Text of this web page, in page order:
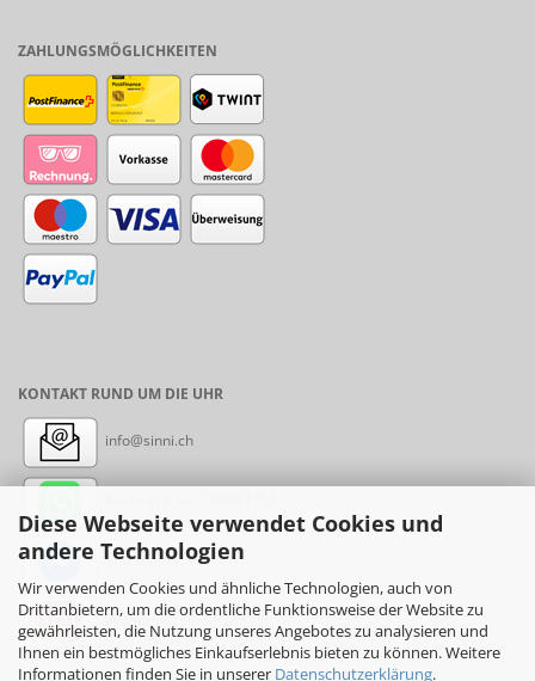
Diese Webseite verwendet Cookies und
andere Technologien
Wir verwenden Cookies und ähnliche Technologien, auch von
Drittanbietern, um die ordentliche Funktionsweise der Website zu
gewährleisten, die Nutzung unseres Angebotes zu analysieren und
Ihnen ein bestmögliches Einkaufserlebnis bieten zu können. Weitere
Informationen finden Sie in unserer Datenschutzerklärung.
ZAHLUNGSMÖGLICHKEITEN
KONTAKT RUND UM DIE UHR
info@sinni.ch
Messenger: sinni.ch
Instagram: sinni_ch